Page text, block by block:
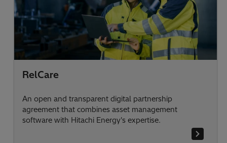
RelCare
An open and transparent digital partnership
agreement that combines asset management
software with Hitachi Energy's expertise.